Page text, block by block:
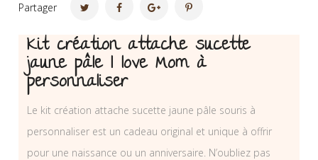
Partager
Kit création attache sucette
jaune pâle I love Mom à
personnaliser
Le kit création attache sucette jaune pâle souris à
personnaliser est un cadeau original et unique à offrir
pour une naissance ou un anniversaire. N’oubliez pas